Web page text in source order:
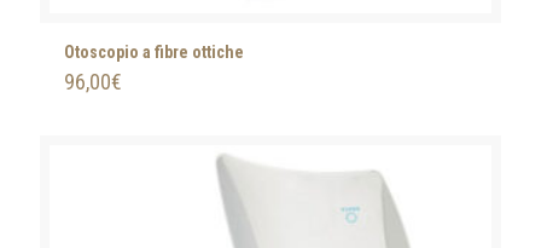
Otoscopio a fibre ottiche
96,00€